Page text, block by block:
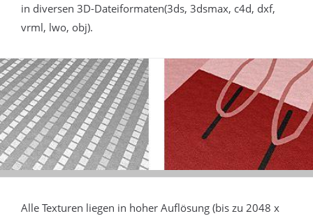
in diversen 3D-Dateiformaten(3ds, 3dsmax, c4d, dxf,
vrml, lwo, obj).
Alle Texturen liegen in hoher Auflösung (bis zu 2048 x